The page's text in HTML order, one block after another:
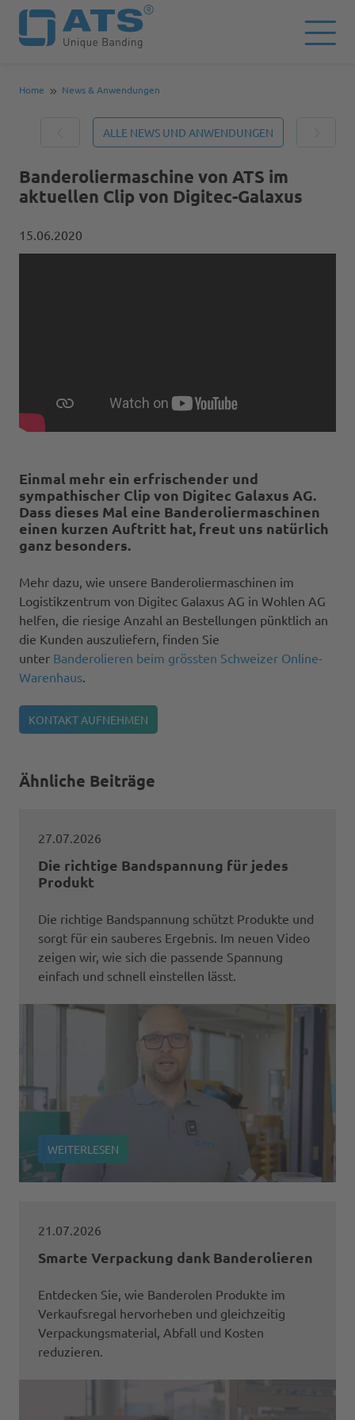
Home News & Anwendungen
ALLE NEWS UND ANWENDUNGEN
Banderoliermaschine von ATS im
aktuellen Clip von Digitec-Galaxus
15.06.2020
Einmal mehr ein erfrischender und
sympathischer Clip von Digitec Galaxus AG.
Dass dieses Mal eine Banderoliermaschinen
einen kurzen Auftritt hat, freut uns natürlich
ganz besonders.
Mehr dazu, wie unsere Banderoliermaschinen im
Logistikzentrum von Digitec Galaxus AG in Wohlen AG
helfen, die riesige Anzahl an Bestellungen pünktlich an
die Kunden auszuliefern, finden Sie
unter Banderolieren beim grössten Schweizer Online-
Warenhaus
KONTAKT AUFNEHMEN
Ähnliche Beiträge
27.07.2026
Die richtige Bandspannung für jedes
Produkt
Die richtige Bandspannung schützt Produkte und
sorgt für ein sauberes Ergebnis. Im neuen Video
zeigen wir, wie sich die passende Spannung
einfach und schnell einstellen lässt.
WEITERLESEN
21.07.2026
Smarte Verpackung dank Banderolieren
Entdecken Sie, wie Banderolen Produkte im
Verkaufsregal hervorheben und gleichzeitig
Verpackungsmaterial, Abfall und Kosten
reduzieren.